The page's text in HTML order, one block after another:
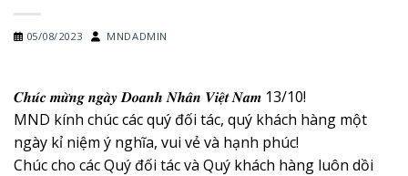
05/08/2023 MNDADMIN
𝑪𝒉𝒖́𝒄 𝒎𝒖̛̀𝒏𝒈 𝒏𝒈𝒂̀𝒚 𝑫𝒐𝒂𝒏𝒉 𝑵𝒉𝒂̂𝒏 𝑽𝒊𝒆̣̂𝒕 𝑵𝒂𝒎 13/10!
MND kính chúc các quý đối tác, quý khách hàng một
ngày kỉ niệm ý nghĩa, vui vẻ và hạnh phúc!
Chúc cho các Quý đối tác và Quý khách hàng luôn dồi